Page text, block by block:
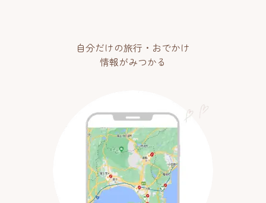
自分だけの旅行・おでかけ
情報がみつかる